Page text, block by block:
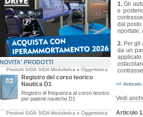
NOVITA' PRODOTTI
Prodotti SIDA SIDA Modulistica e Oggettistica
Registro del corso teorico
Nautica D1
Registro di frequenza al corso teorico
per patenti nautiche D1
Prodotti SIDA SIDA Modulistica e Oggettistica
1. Gli
e
dal
riportate,
2. Per gli
da un
<< Articolo
Vedi
Articolo